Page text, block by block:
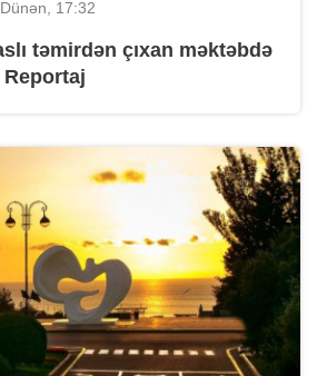
Dünən, 17:32
təmirdən çıxan məktəbdə